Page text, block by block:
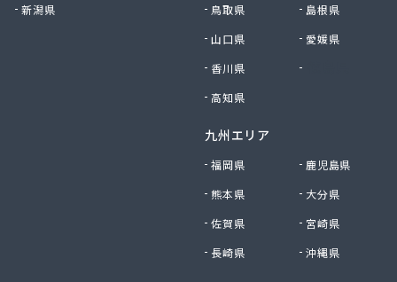
新潟県
鳥取県
島根県
山口県
愛媛県
香川県
高知県
九州エリア
福岡県
鹿児島県
熊本県
大分県
佐賀県
宮崎県
長崎県
沖縄県